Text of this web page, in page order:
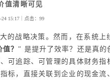
值清晰可见
15:17｜ 点击： 99
的战略决策。然而，在系统上
值？” 是提升了效率？还是真的
可追踪、可管理的具体财务指
标，直接关联到企业的现金流